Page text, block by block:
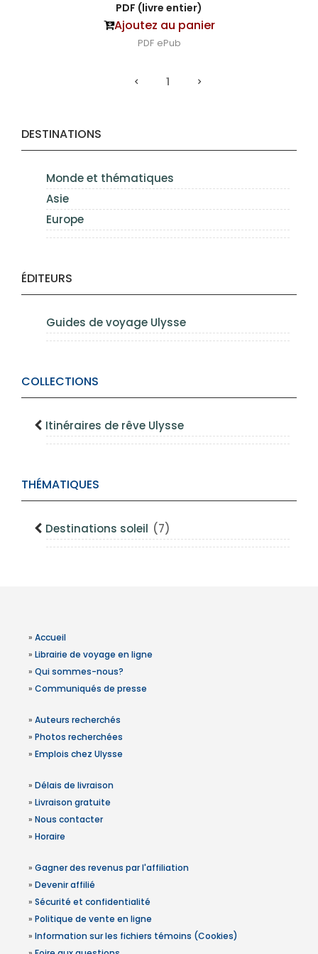
DESTINATIONS
Monde et thématiques
Asie
Europe
ÉDITEURS
Guides de voyage Ulysse
COLLECTIONS
Itinéraires de rêve Ulysse
THÉMATIQUES
Destinations soleil (7)
PDF (livre entier)
Ajoutez au panier
PDF ePub
1
» Accueil
» Librairie de voyage en ligne
» Qui sommes-nous?
» Communiqués de presse
» Auteurs recherchés
» Photos recherchées
» Emplois chez Ulysse
» Délais de livraison
» Livraison gratuite
» Nous contacter
» Horaire
» Gagner des revenus par l'affiliation
» Devenir affilié
» Sécurité et confidentialité
» Politique de vente en ligne
» Information sur les fichiers témoins (Cookies)